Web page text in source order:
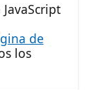
de
los